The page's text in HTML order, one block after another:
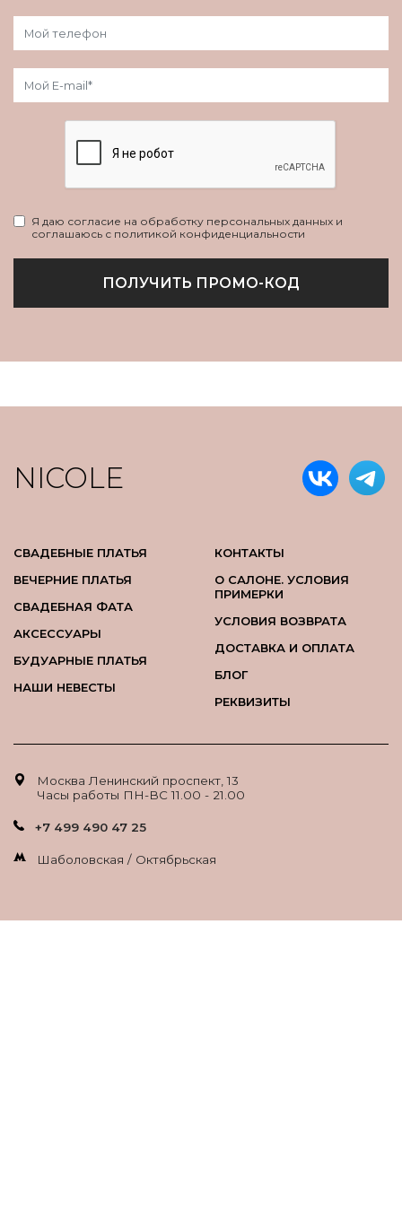
Я даю согласие на обработку персональных данных и
соглашаюсь с политикой конфиденциальности
ПОЛУЧИТЬ ПРОМО-КОД
NICOLE
СВАДЕБНЫЕ ПЛАТЬЯ
ВЕЧЕРНИЕ ПЛАТЬЯ
СВАДЕБНАЯ ФАТА
АКСЕССУАРЫ
БУДУАРНЫЕ ПЛАТЬЯ
НАШИ НЕВЕСТЫ
КОНТАКТЫ
О САЛОНЕ. УСЛОВИЯ
ПРИМЕРКИ
УСЛОВИЯ ВОЗВРАТА
ДОСТАВКА И ОПЛАТА
БЛОГ
РЕКВИЗИТЫ
Москва Ленинский проспект, 13
Часы работы ПН-ВС 11.00 - 21.00
+7 499 490 47 25
Шаболовская / Октябрьская